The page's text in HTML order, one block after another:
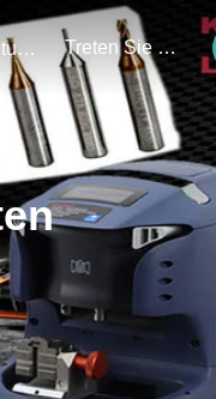
Veranstaltungen Treten Sie Mit Uns In Verbindung